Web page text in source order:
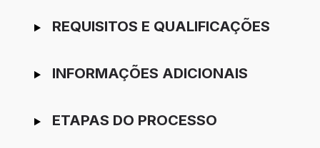
REQUISITOS E QUALIFICAÇÕES
INFORMAÇÕES ADICIONAIS
ETAPAS DO PROCESSO